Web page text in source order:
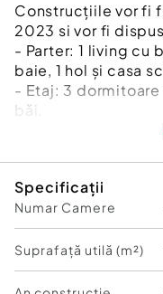
Construcțiile vor fi
2023 si vor fi
- Parter: 1 living cu
baie, 1 hol și casa
- Etaj: 3
băi.
- cărămidă
- polistiren grafitat;
- izolație
- vată bazaltică;
- podul este
Specificații
Numar Camere
Suprafață utilă (m²)